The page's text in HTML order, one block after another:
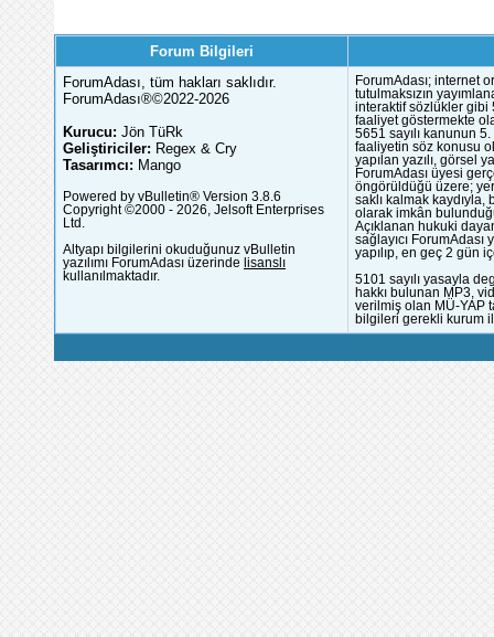
Forum Bilgileri
ForumAdası, tüm hakları saklıdır.
ForumAdası®©2022-2026
Kurucu: Jön TüRk
Geliştiriciler: Regex & Cry
Tasarımcı: Mango
Powered by vBulletin® Version 3.8.6
Copyright ©2000 - 2026, Jelsoft Enterprises
Ltd.
Altyapı bilgilerini okuduğunuz vBulletin
yazılımı ForumAdası üzerinde lisanslı
kullanılmaktadır.
ForumAdası; internet
tutulmaksızın
interaktif sözlükler gibi
faaliyet göstermekte
5651 sayılı kanunun
faaliyetin söz konusu
yapılan yazılı, görsel
ForumAdası üyesi
öngörüldüğü üzere;
saklı kalmak
olarak imkân
Açıklanan hukuki
sağlayıcı
yapılıp, en geç 2 gün
5101 sayılı yasayla
hakkı bulunan MP3,
verilmiş olan MÜ-YAP
bilgileri gerekli kurum